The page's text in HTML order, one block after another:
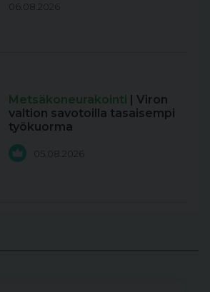
06.08.2026
Metsäkoneurakointi
| Viron
valtion savotoilla tasaisempi
työkuorma
05.08.2026